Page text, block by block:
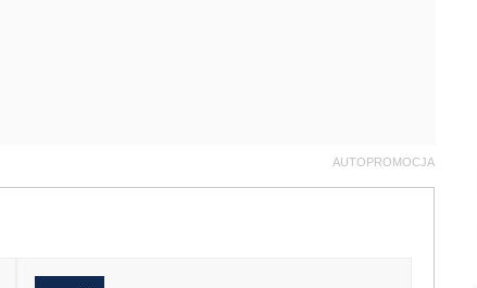
AUTOPROMOCJA